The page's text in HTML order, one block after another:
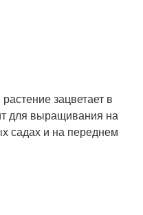
зацветает в
для выращивания на
садах и на переднем